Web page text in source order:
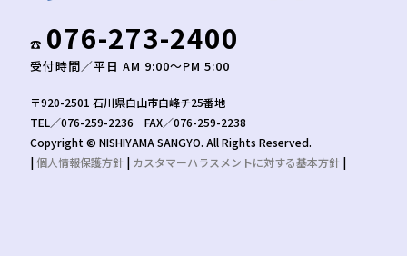
☎︎ 076-273-2400
受付時間／平日 AM 9:00〜PM 5:00
〒920-2501 石川県白山市白峰チ25番地
TEL／076-259-2236 FAX／076-259-2238
Copyright © NISHIYAMA SANGYO. All Rights Reserved.
|個人情報保護方針 | カスタマーハラスメントに対する基本方針 |